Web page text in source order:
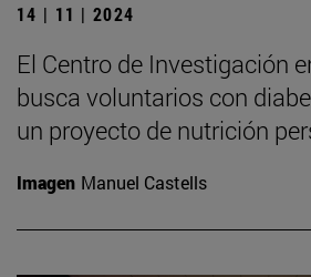
14 | 11 | 2024
El Centro de Investigación
busca voluntarios con
un proyecto de nutrición
Imagen Manuel Castells